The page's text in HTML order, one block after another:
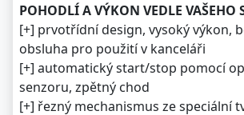
POHODLÍ A VÝKON VEDLE VAŠEHO
[+] prvotřídní design, vysoký výkon,
obsluha pro použití v kanceláři
[+] automatický start/stop pomocí
senzoru, zpětný chod
[+] řezný mechanismus ze speciální